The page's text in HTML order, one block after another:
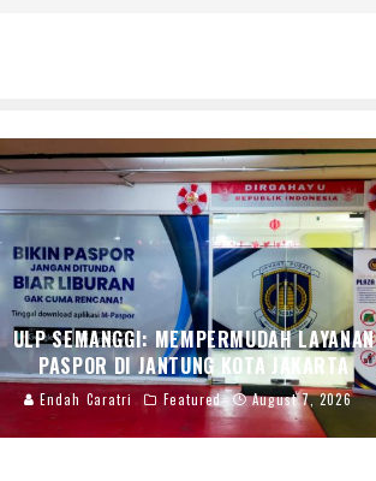
ULP SEMANGGI: MEMPERMUDAH LAYANAN
PASPOR DI JANTUNG KOTA JAKARTA
Endah Caratri Featured August 7, 2026